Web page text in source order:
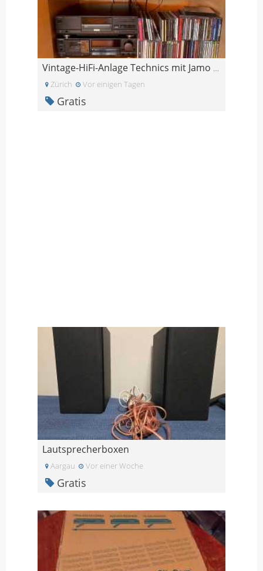
Vintage-HiFi-Anlage Technics mit Jamo PP 2504
Zürich Vor einigen Tagen
Gratis
Lautsprecherboxen
Aargau Vor einer Woche
Gratis